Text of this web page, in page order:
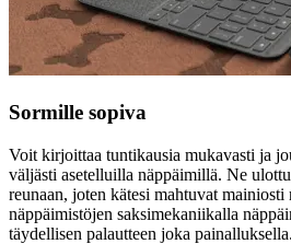
Sormille sopiva
Voit kirjoittaa tuntikausia mukavasti ja
väljästi asetelluilla näppäimillä. Ne
reunaan, joten kätesi mahtuvat
näppäimistöjen saksimekaniikalla
täydellisen palautteen joka painalluksella.